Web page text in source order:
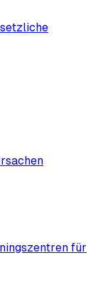
für